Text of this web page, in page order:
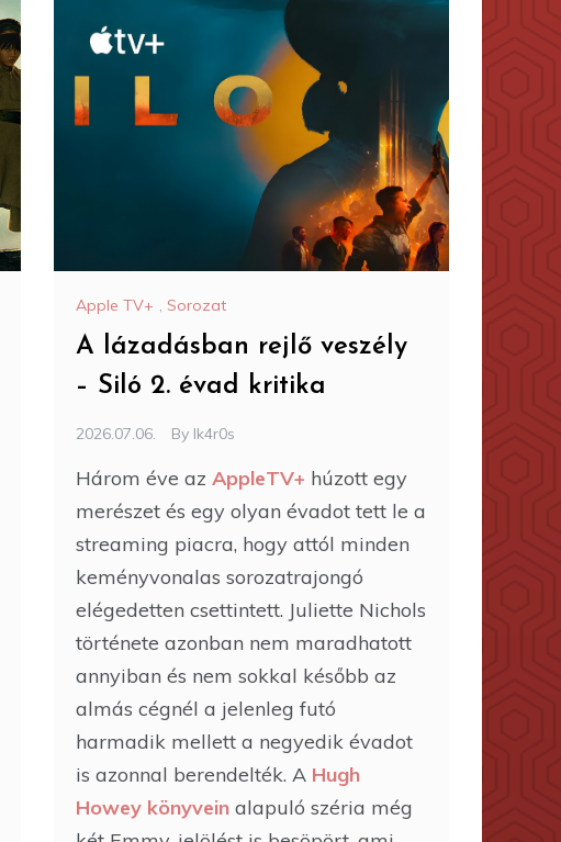
Apple TV+ , Sorozat
A lázadásban rejlő veszély
– Siló 2. évad kritika
2026.07.06. By Ik4r0s
Három éve az AppleTV+ húzott egy
merészet és egy olyan évadot tett le a
streaming piacra, hogy attól minden
keményvonalas sorozatrajongó
elégedetten csettintett. Juliette Nichols
története azonban nem maradhatott
annyiban és nem sokkal később az
almás cégnél a jelenleg futó
harmadik mellett a negyedik évadot
is azonnal berendelték. A Hugh
Howey könyvein alapuló széria még